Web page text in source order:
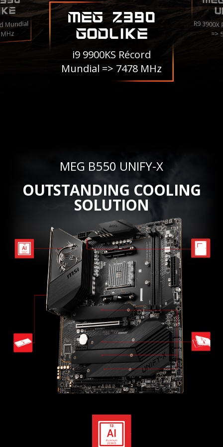
MEG Z390
GODLIKE
i9 9900KS Récord
Mundial => 7478 MHz
R9
=>
Mundial
MEG B550 UNIFY-X
OUTSTANDING COOLING
SOLUTION